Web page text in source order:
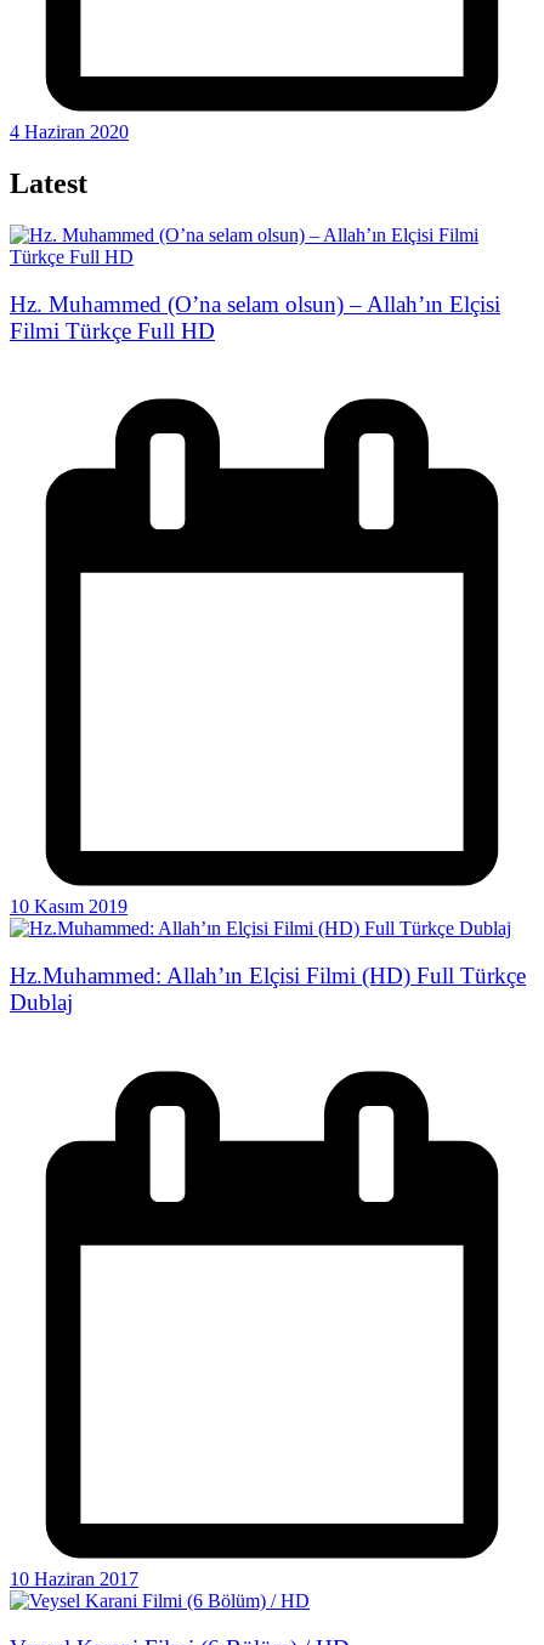
4 Haziran 2020
Latest
Hz. Muhammed (O’na selam olsun) – Allah’ın Elçisi
Filmi Türkçe Full HD
10 Kasım 2019
Hz.Muhammed: Allah’ın Elçisi Filmi (HD) Full Türkçe
Dublaj
10 Haziran 2017